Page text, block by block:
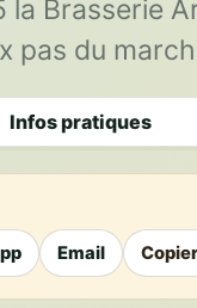
la Brasserie
pas du
Infos pratiques
Email